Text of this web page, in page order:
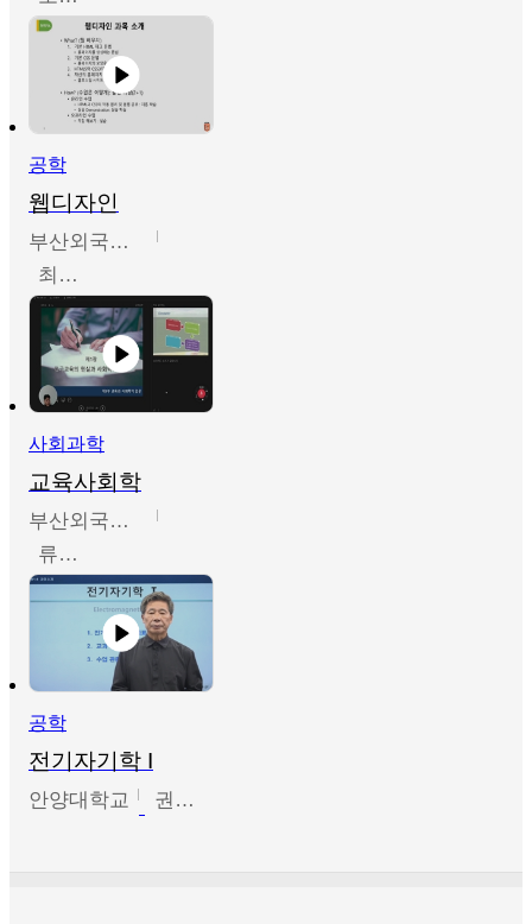
공학
웹디자인
부산외국어대학교
최진오
사회과학
교육사회학
부산외국어대학교
류영철
공학
전기자기학 I
안양대학교 권원현